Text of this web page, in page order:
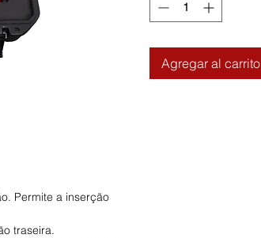
Permite a inserção
traseira.
Agregar al carrito